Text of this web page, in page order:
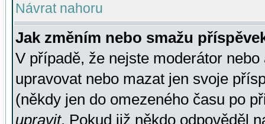
Návrat nahoru
Jak změním nebo smažu
V případě, že nejste moderátor
upravovat nebo mazat jen svoje
(někdy jen do omezeného času po
upravit. Pokud již někdo odpověděl